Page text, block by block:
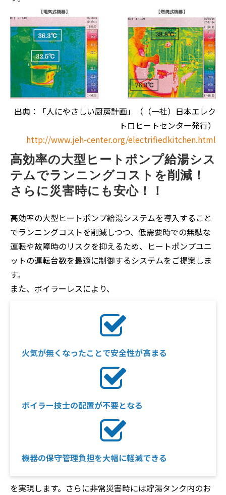
出典：「人にやさしい厨房計画」（（一社）日本エレク
トロヒートセンター発行）
http://www.jeh-center.org/electrifiedkitchen.html
高効率の大型ヒートポンプ給湯シス
テムでランニングコストを削減！
さらに災害時にも安心！！
高効率の大型ヒートポンプ給湯システムを導入すること
でランニングコストを削減しつつ、低需要時での無駄な
運転や故障時のリスクを抑えるため、ヒートポンプユニ
ットの運転台数を最適に制御するシステムをご提案しま
す。
また、ボイラーレスにより、
火気が無くなったことで安全性が高まる
ボイラー技士の配置が不要となる
機器の保守管理負担を大幅に軽減できる
を実現します。さらに非常災害時には貯湯タンク内のお